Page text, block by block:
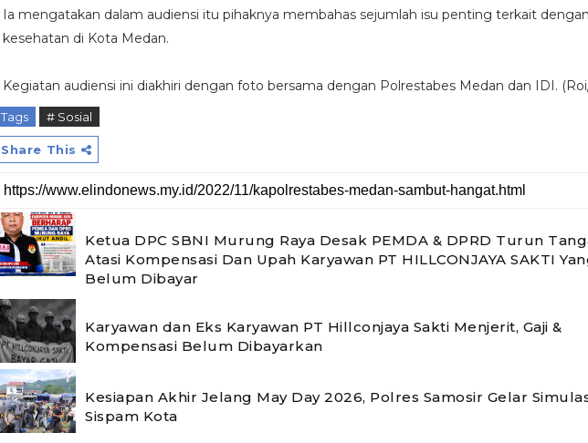
Ia mengatakan dalam audiensi itu pihaknya membahas sejumlah isu penting terkait dengan
kesehatan di Kota Medan.
Kegiatan audiensi ini diakhiri dengan foto bersama dengan Polrestabes Medan dan IDI.
Tags # Sosial
Share This
Ketua DPC SBNI Murung Raya Desak PEMDA & DPRD Turun
Atasi Kompensasi Dan Upah Karyawan PT HILLCONJAYA SAKTI
Belum Dibayar
Karyawan dan Eks Karyawan PT Hillconjaya Sakti Menjerit, Gaji &
Kompensasi Belum Dibayarkan
Kesiapan Akhir Jelang May Day 2026, Polres Samosir Gelar
Sispam Kota